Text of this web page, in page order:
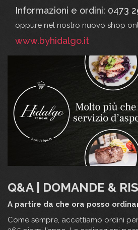
Informazioni e ordini: 0473
oppure nel nostro nuovo shop
www.byhidalgo.it
Q&A | DOMANDE &
A partire da che ora posso
Come sempre, accettiamo ordini